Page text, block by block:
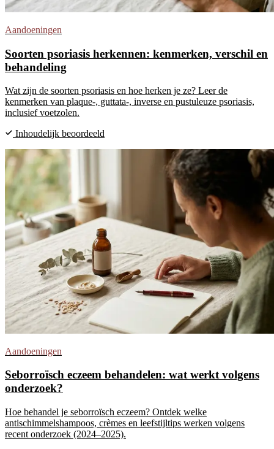
Aandoeningen
Soorten psoriasis herkennen: kenmerken, verschil en
behandeling
Wat zijn de soorten psoriasis en hoe herken je ze? Leer de
kenmerken van plaque-, guttata-, inverse en pustuleuze psoriasis,
inclusief voetzolen.
Inhoudelijk beoordeeld
Aandoeningen
Seborroïsch eczeem behandelen: wat werkt volgens
onderzoek?
Hoe behandel je seborroïsch eczeem? Ontdek welke
antischimmelshampoos, crèmes en leefstijltips werken volgens
recent onderzoek (2024–2025).